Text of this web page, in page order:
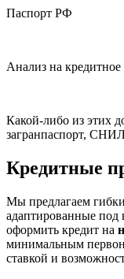
Паспорт РФ
Анализ на
Какой-либо из этих
загранпаспорт,
Кредитные
Мы предлагаем
адаптированные
оформить кредит на
минимальным
ставкой и